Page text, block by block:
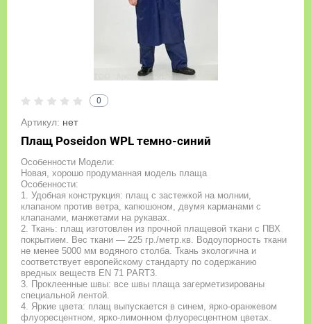
0
Артикул: нет
Плащ Poseidon WPL темно-синий
Особенности Модели:
Новая, хорошо продуманная модель плаща
Особенности:
1. Удобная конструкция: плащ с застежкой на молнии,
клапаном против ветра, капюшоном, двумя карманами с
клапанами, манжетами на рукавах.
2. Ткань: плащ изготовлен из прочной плащевой ткани с ПВХ
покрытием. Вес ткани — 225 гр./метр.кв. Водоупорность ткани
не менее 5000 мм водяного столба. Ткань экологична и
соответствует европейскому стандарту по содержанию
вредных веществ EN 71 PART3.
3. Проклеенные швы: все швы плаща загерметизированы
специальной лентой.
4. Яркие цвета: плащ выпускается в синем, ярко-оранжевом
флуоресцентном, ярко-лимонном флуоресцентном цветах.